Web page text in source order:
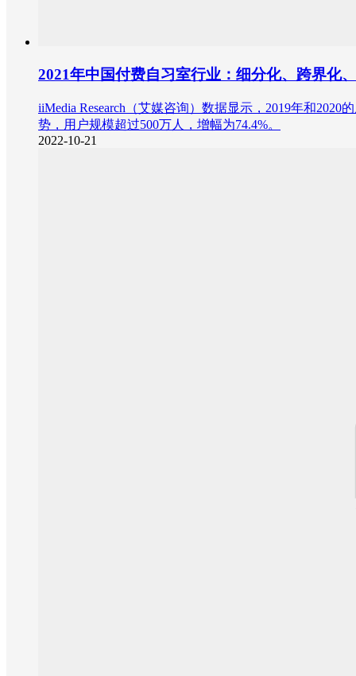
2021年中国付费自习室行业：细分化、跨界化
iiMedia Research（艾媒咨询）数据显示，2019年和
势，用户规模超过500万人，增幅为74.4%。
2022-10-21